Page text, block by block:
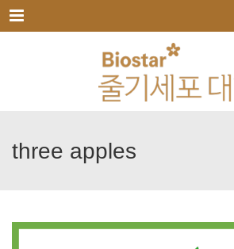
메뉴
three apples